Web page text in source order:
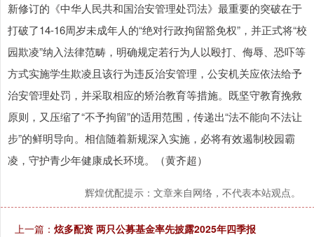
新修订的《中华人民共和国治安管理处罚法》最重要的突破在于
打破了14-16周岁未成年人的“绝对行政拘留豁免权”，并正式将“校
园欺凌”纳入法律范畴，明确规定若行为人以殴打、侮辱、恐吓等
方式实施学生欺凌且该行为违反治安管理，公安机关应依法给予
治安管理处罚，并采取相应的矫治教育等措施。既坚守教育挽救
原则，又压缩了“不予拘留”的适用范围，传递出“法不能向不法让
步”的鲜明导向。相信随着新规深入实施，必将有效遏制校园霸
凌，守护青少年健康成长环境。（黄齐超）
辉煌优配提示：文章来自网络，不代表本站观点。
上一篇： 炫多配资 两只公募基金率先披露2025年四季报